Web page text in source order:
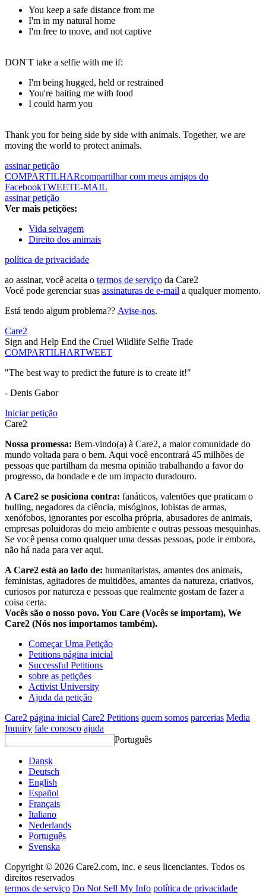
You keep a safe distance from me
I'm in my natural home
I'm free to move, and not captive
DON'T take a selfie with me if:
I'm being hugged, held or restrained
You're baiting me with food
I could harm you
Thank you for being side by side with animals. Together, we are
moving the world to protect animals.
assinar petição
COMPARTILHARcompartilhar com meus amigos do
FacebookTWEETE-MAIL
assinar petição
Ver mais petições:
Vida selvagem
Direito dos animais
política de privacidade
ao assinar, você aceita o termos de serviço da Care2
Você pode gerenciar suas assinaturas de e-mail a qualquer momento.
Está tendo algum problema?? Avise-nos.
Care2
Sign and Help End the Cruel Wildlife Selfie Trade
COMPARTILHARTWEET
"The best way to predict the future is to create it!"
- Denis Gabor
Iniciar petição
Care2
Nossa promessa: Bem-vindo(a) à Care2, a maior comunidade do
mundo voltada para o bem. Aqui você encontrará 45 milhões de
pessoas que partilham da mesma opinião trabalhando a favor do
progresso, da bondade e de um impacto duradouro.
A Care2 se posiciona contra: fanáticos, valentões que praticam o
bulling, negadores da ciência, misóginos, lobistas de armas,
xenófobos, ignorantes por escolha própria, abusadores de animais,
empresas poluidoras do meio ambiente e outras pessoas mesquinhas.
Se você pensa como qualquer uma dessas pessoas, pode ir embora,
não há nada para ver aqui.
A Care2 está ao lado de: humanitaristas, amantes dos animais,
feministas, agitadores de multidões, amantes da natureza, criativos,
curiosos por natureza e pessoas que realmente gostam de fazer a
coisa certa.
Vocês são o nosso povo. You Care (Vocês se importam), We
Care2 (Nós nos importamos também).
Começar Uma Petição
Petitions página inicial
Successful Petitions
sobre as petições
Activist University
Ajuda da petição
Care2 página inicial Care2 Petitions quem somos parcerias Media
Inquiry fale conosco ajuda
Português
Dansk
Deutsch
English
Español
Français
Italiano
Nederlands
Português
Svenska
Copyright © 2026 Care2.com, inc. e seus licenciantes. Todos os
direitos reservados
termos de serviço Do Not Sell My Info política de privacidade